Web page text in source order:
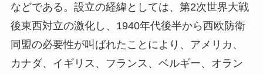
などである。設立の経緯としては、第2次世界大戦
後東西対立の激化し、1940年代後半から西欧防衛
同盟の必要性が叫ばれたことにより、アメリカ、
カナダ、イギリス、フランス、ベルギー、オラン